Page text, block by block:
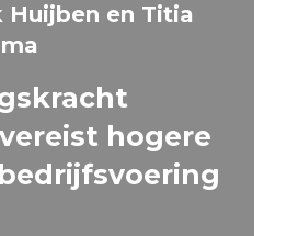
Huijben en Titia
hogere